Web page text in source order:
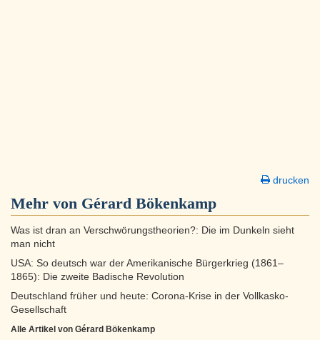
drucken
Mehr von Gérard Bökenkamp
Was ist dran an Verschwörungstheorien?: Die im Dunkeln sieht
man nicht
USA: So deutsch war der Amerikanische Bürgerkrieg (1861–
1865): Die zweite Badische Revolution
Deutschland früher und heute: Corona-Krise in der Vollkasko-
Gesellschaft
Alle Artikel von Gérard Bökenkamp